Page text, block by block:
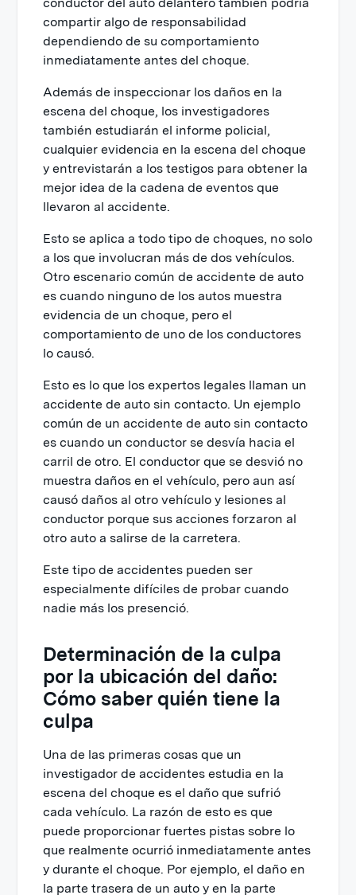
compartir algo de responsabilidad
dependiendo de su comportamiento
inmediatamente antes del choque.
Además de inspeccionar los daños en la
escena del choque, los investigadores
también estudiarán el informe policial,
cualquier evidencia en la escena del choque
y entrevistarán a los testigos para obtener la
mejor idea de la cadena de eventos que
llevaron al accidente.
Esto se aplica a todo tipo de choques, no solo
a los que involucran más de dos vehículos.
Otro escenario común de accidente de auto
es cuando ninguno de los autos muestra
evidencia de un choque, pero el
comportamiento de uno de los conductores
lo causó.
Esto es lo que los expertos legales llaman un
accidente de auto sin contacto. Un ejemplo
común de un accidente de auto sin contacto
es cuando un conductor se desvía hacia el
carril de otro. El conductor que se desvió no
muestra daños en el vehículo, pero aun así
causó daños al otro vehículo y lesiones al
conductor porque sus acciones forzaron al
otro auto a salirse de la carretera.
Este tipo de accidentes pueden ser
especialmente difíciles de probar cuando
nadie más los presenció.
Determinación de la culpa
por la ubicación del daño:
Cómo saber quién tiene la
culpa
Una de las primeras cosas que un
investigador de accidentes estudia en la
escena del choque es el daño que sufrió
cada vehículo. La razón de esto es que
puede proporcionar fuertes pistas sobre lo
que realmente ocurrió inmediatamente antes
y durante el choque. Por ejemplo, el daño en
la parte trasera de un auto y en la parte